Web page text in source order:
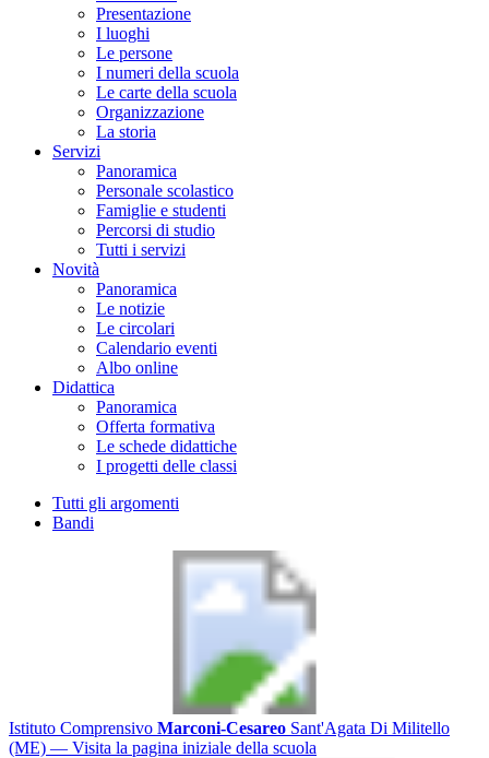
Presentazione
I luoghi
Le persone
I numeri della scuola
Le carte della scuola
Organizzazione
La storia
Servizi
Panoramica
Personale scolastico
Famiglie e studenti
Percorsi di studio
Tutti i servizi
Novità
Panoramica
Le notizie
Le circolari
Calendario eventi
Albo online
Didattica
Panoramica
Offerta formativa
Le schede didattiche
I progetti delle classi
Tutti gli argomenti
Bandi
Istituto Comprensivo Marconi-Cesareo Sant'Agata Di Militello
(ME) — Visita la pagina iniziale della scuola